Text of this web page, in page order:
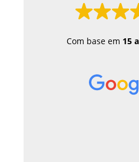
Com base em 15